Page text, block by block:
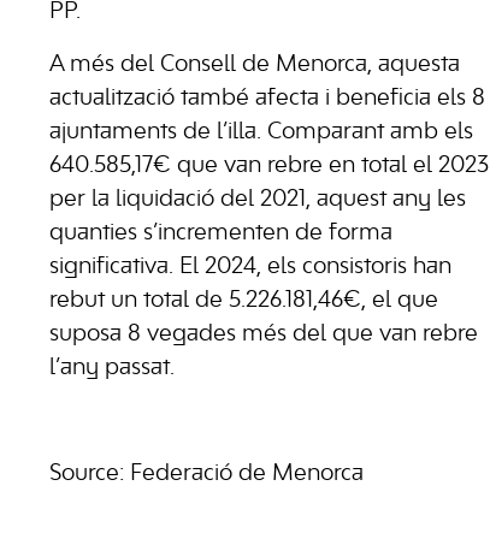
PP.
A més del Consell de Menorca, aquesta
actualització també afecta i beneficia els 8
ajuntaments de l’illa. Comparant amb els
640.585,17€ que van rebre en total el 2023
per la liquidació del 2021, aquest any les
quanties s’incrementen de forma
significativa. El 2024, els consistoris han
rebut un total de 5.226.181,46€, el que
suposa 8 vegades més del que van rebre
l’any passat.
Source: Federació de Menorca